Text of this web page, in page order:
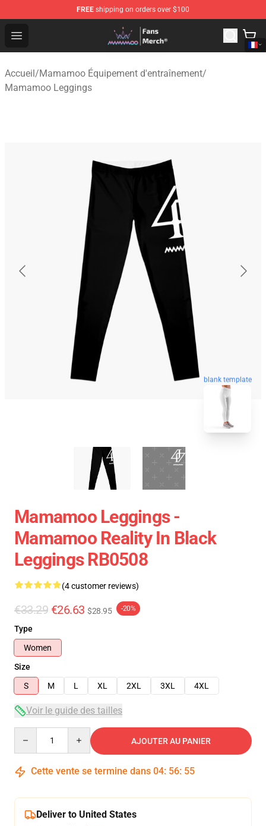
FREE shipping on orders over $100
Open menu
Mamamoo Store - Official Mamamoo Merchandise Shop
Accueil/Mamamoo Équipement d'entraînement/
Mamamoo Leggings
blank template
Mamamoo Leggings -
Mamamoo Reality In Black
Leggings RB0508
(4 customer reviews)
€33.29 €26.63 $28.95 -20%
Type
Women
Size
S
M L XL 2XL 3XL 4XL
Voir le guide des tailles
AJOUTER AU PANIER
Cette vente se termine dans 04: 56: 54
Deliver to United States